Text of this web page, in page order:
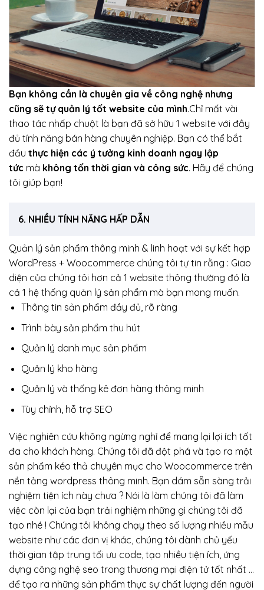
Bạn không cần là chuyên gia về công nghệ nhưng
cũng sẽ tự quản lý tốt website của mình.Chỉ mất vài
thao tác nhấp chuột là bạn đã sở hữu 1 website với đầy
đủ tính năng bán hàng chuyên nghiệp. Bạn có thể bắt
đầu thực hiện các ý tưởng kinh doanh ngay lập
tức mà không tốn thời gian và công sức. Hãy để chúng
tôi giúp bạn!
6. NHIỀU TÍNH NĂNG HẤP DẪN
Quản lý sản phẩm thông minh & linh hoạt với sự kết hợp
WordPress + Woocommerce chúng tôi tự tin rằng : Giao
diện của chúng tôi hơn cả 1 website thông thường đó là
cả 1 hệ thống quản lý sản phẩm mà bạn mong muốn.
Thông tin sản phẩm đầy đủ, rõ ràng
Trình bày sản phẩm thu hút
Quản lý danh mục sản phẩm
Quản lý kho hàng
Quản lý và thống kê đơn hàng thông minh
Tùy chỉnh, hỗ trợ SEO
Việc nghiên cứu không ngừng nghỉ để mang lại lợi ích tốt
đa cho khách hàng. Chúng tôi đã đột phá và tạo ra một
sản phẩm kéo thả chuyên mục cho Woocommerce trên
nền tảng wordpress thông minh. Bạn dám sẵn sàng trải
nghiệm tiện ích này chưa ? Nói là làm chúng tôi đã làm
việc còn lại của bạn trải nghiệm những gì chúng tôi đã
tạo nhé ! Chúng tôi không chạy theo số lượng nhiều mẫu
website như các đơn vị khác, chúng tôi dành chủ yếu
thời gian tập trung tối ưu code, tạo nhiều tiện ích, ứng
dựng công nghệ seo trong thương mại điện tử tốt nhất …
để tạo ra những sản phẩm thực sự chất lượng đến người